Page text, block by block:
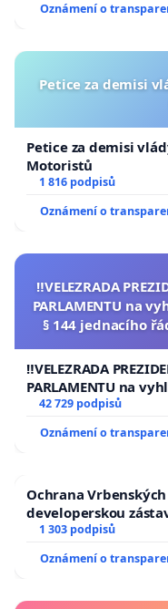
Oznámení o
Petice za demisi
Petice za demisi
Motoristů
1 816 podpisů
Oznámení o
‼️VELEZRADA
PARLAMENTU na
§ 144 jednacího
‼️VELEZRADA
PARLAMENTU na
144 jednacího řádu
usnesení k podání
republiky
42 729 podpisů
Oznámení o
Ochrana
developerskou
1 303 podpisů
Oznámení o